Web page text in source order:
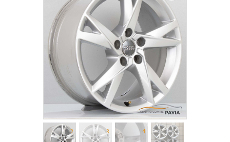
OFFERT
A!